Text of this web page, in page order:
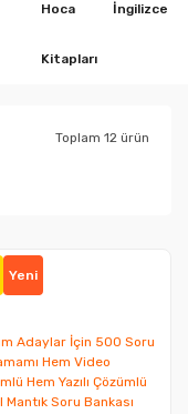
Hoca
Kitapları
İngilizce
Toplam 12 ürün
Yeni